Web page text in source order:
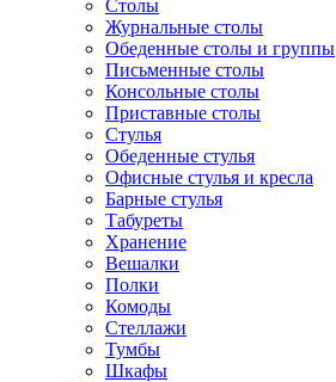
Столы
Журнальные столы
Обеденные столы и группы
Письменные столы
Консольные столы
Приставные столы
Стулья
Обеденные стулья
Офисные стулья и кресла
Барные стулья
Табуреты
Хранение
Вешалки
Полки
Комоды
Стеллажи
Тумбы
Шкафы